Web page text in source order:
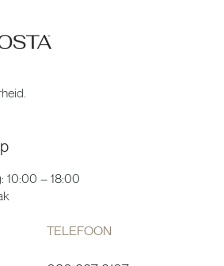
10:00 – 18:00
TELEFOON